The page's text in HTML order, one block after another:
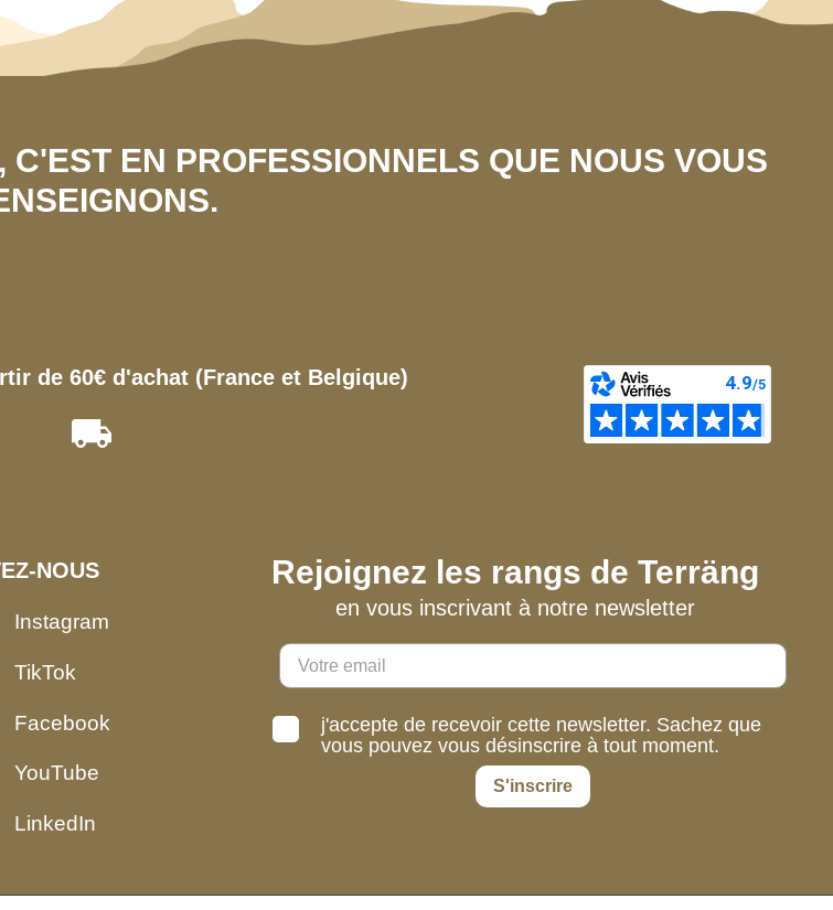
EN PROFESSIONNELS QUE NOUS VOUS
de 60€ d'achat (France et Belgique)
NOUS
Instagram
TikTok
Facebook
YouTube
LinkedIn
Rejoignez les rangs de Terräng
en vous inscrivant à notre newsletter
j'accepte de recevoir cette newsletter. Sachez que
vous pouvez vous désinscrire à tout moment.
S'inscrire